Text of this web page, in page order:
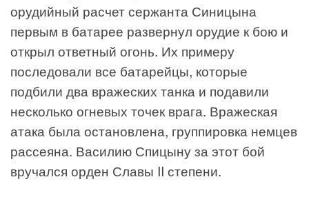
орудийный расчет сержанта Синицына
первым в батарее развернул орудие к бою и
открыл ответный огонь. Их примеру
последовали все батарейцы, которые
подбили два вражеских танка и подавили
несколько огневых точек врага. Вражеская
атака была остановлена, группировка немцев
рассеяна. Василию Спицыну за этот бой
вручался орден Славы II степени.